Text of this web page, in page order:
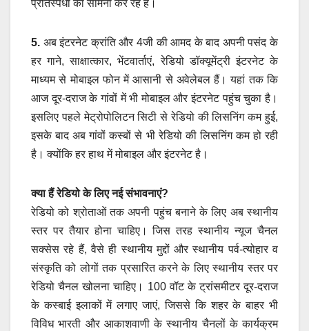
प्रतिस्पर्धा का सामना कर रहे हैं।
5. अब इंटरनेट क्रांति और 4जी की आमद के बाद अपनी पसंद के
हर गाने, साक्षात्कार, भेंटवार्ताएं, रेडियो डॉक्यूमेंट्री इंटरनेट के
माध्यम से मोबाइल फोन में आसानी से अवेलेबल हैं। यहां तक कि
आज दूर-दराज के गांवों में भी मोबाइल और इंटरनेट पहुंच चुका है।
इसलिए पहले मेट्रोपोलिटन सिटी से रेडियो की लिसनिंग कम हुई,
इसके बाद अब गांवों कस्बों से भी रेडियो की लिसनिंग कम हो रही
है। क्योंकि हर हाथ में मोबाइल और इंटरनेट है।
क्या हैं रेडियो के लिए नई संभावनाएं?
रेडियो को श्रोताओं तक अपनी पहुंच बनाने के लिए अब स्थानीय
स्तर पर तैयार होना चाहिए। जिस तरह स्थानीय न्यूज चैनल
सक्सेस रहे हैं, वैसे ही स्थानीय मुद्दों और स्थानीय पर्व-त्योहार व
संस्कृति को लोगों तक प्रसारित करने के लिए स्थानीय स्तर पर
रेडियो चैनल खोलना चाहिए। 100 वॉट के ट्रांसमीटर दूर-दराज
के कस्बाई इलाकों में लगाए जाएं, जिससे कि शहर के बाहर भी
विविध भारती और आकाशवाणी के स्थानीय चैनलों के कार्यक्रम